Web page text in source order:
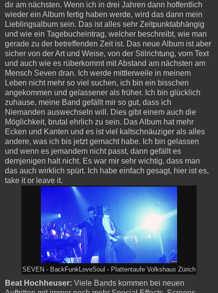
dir am nächsten. Wenn ich in drei Jahren dann hoffentlich
wieder ein Album fertig haben werde, wird das dann mein
Lieblingsalbum sein. Das ist alles sehr Zeitpunktabhängig
und wie ein Tagebucheintrag, welcher beschreibt, wie man
gerade zu der betreffenden Zeit ist. Das neue Album ist aber
sicher von der Art und Weise, von der Stilrichtung, vom Text
und auch wie es rüberkommt mit Abstand am nächsten am
Mensch Seven dran. Ich werde mittlerweile in meinem
Leben nicht mehr so viel suchen, ich bin ein bisschen
angekommen und gelassener als früher. Ich bin glücklich
zuhause, meine Band gefällt mir so gut, dass ich
Niemanden auswechseln will. Dies gibt einem auch die
Möglichkeit, brutal ehrlich zu sein. Das Album hat mehr
Ecken und Kanten und es ist viel kaltschnäuziger als alles
andere, was ich bis jetzt gemacht habe. Ich bin gelassen
und wenn es jemandem nicht passt, dann gefällt es
demjenigen halt nicht. Es war mir sehr wichtig, dass man
das auch wirklich spürt. Ich habe einfach gesagt, hier ist es,
take it or leave it.
SEVEN - BackFunkLoveSoul - Plattentaufe Volkshaus Zürich
Beat Hochheuser: Viele Bands kommen bei neuen